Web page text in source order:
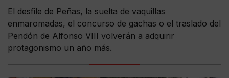
El desfile de Peñas, la suelta de vaquillas
enmaromadas, el concurso de gachas o el traslado del
Pendón de Alfonso VIII volverán a adquirir
protagonismo un año más.